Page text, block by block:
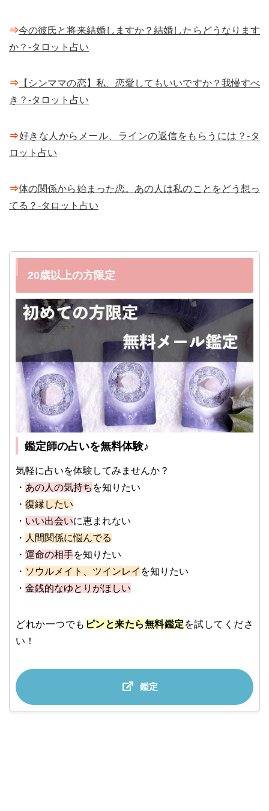
⇒今の彼氏と将来結婚しますか？結婚したらどうなります
か？-タロット占い
⇒ 【シンママの恋】私、恋愛してもいいですか？我慢すべ
き？-タロット占い
⇒好きな人からメール、ラインの返信をもらうには？-タ
ロット占い
⇒体の関係から始まった恋。あの人は私のことをどう想っ
てる？-タロット占い
20歳以上の方限定
鑑定師の占いを無料体験♪
気軽に占いを体験してみませんか？
・ あの人の気持ち を知りたい
・ 復縁したい
・ いい出会いに恵まれない
・ 人間関係に悩んでる
・ 運命の相手を知りたい
・ ソウルメイト、ツインレイ を知りたい
・ 金銭的なゆとりがほしい
どれか一つでも ピンと来たら無料鑑定 を試してくださ
い！
鑑定